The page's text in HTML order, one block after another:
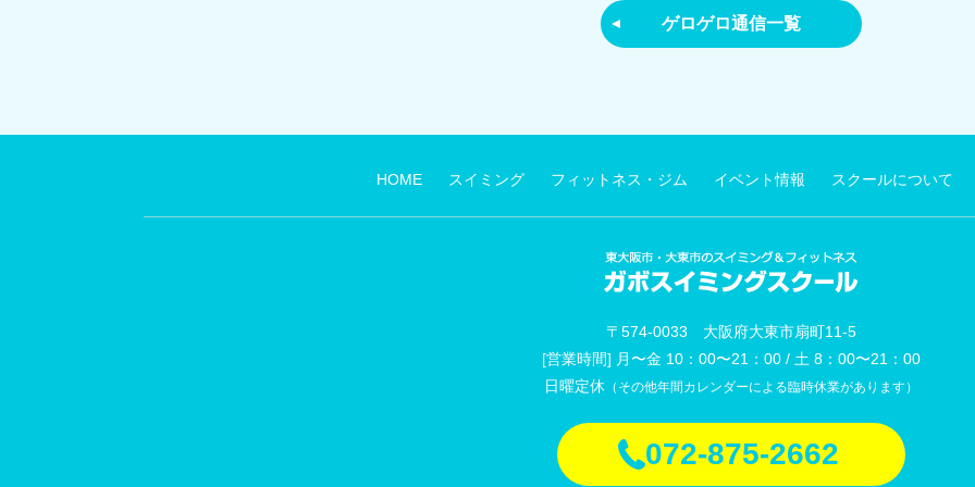
ゲロゲロ通信一覧
HOME スイミング フィットネス・ジム イベント情報 スクールについて
〒574-0033 大阪府大東市扇町11-5
[営業時間] 月〜金 10：00〜21：00 / 土 8：00〜21：00
日曜定休 （その他年間カレンダーによる臨時休業があります）
072-875-2662